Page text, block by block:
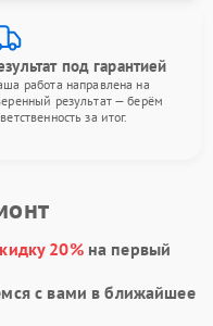
под гарантией
работа направлена на
результат — берём
за итог.
20%на первый
с вами в ближайшее